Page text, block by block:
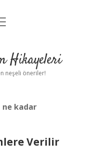
Hikayeleri
neşeli öneriler!
ne kadar
Verilir